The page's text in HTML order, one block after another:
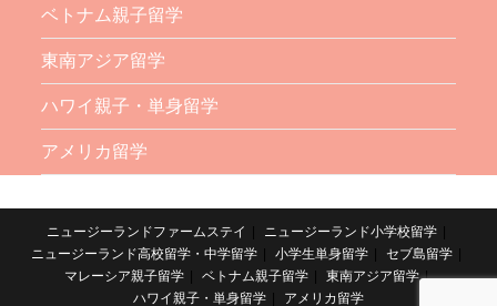
ベトナム親子留学
東南アジア留学
ハワイ親子・単身留学
アメリカ留学
ニュージーランドファームステイ
ニュージーランド小学校留学
ニュージーランド高校留学・中学留学
小学生単身留学
セブ島留学
マレーシア親子留学
ベトナム親子留学
東南アジア留学
ハワイ親子・単身留学
アメリカ留学